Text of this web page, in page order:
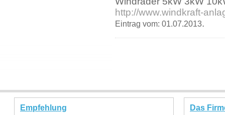
http://www.windkraft-
Eintrag vom: 01.07.2013.
Empfehlung Das